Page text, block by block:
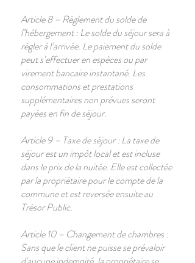
Article 8 – Règlement du solde de
l’hébergement : Le solde du séjour sera à
régler à l’arrivée. Le paiement du solde
peut s’effectuer en espèces ou par
virement bancaire instantané. Les
consommations et prestations
supplémentaires non prévues seront
payées en fin de séjour.
Article 9 – Taxe de séjour : La taxe de
séjour est un impôt local et est incluse
dans le prix de la nuitée. Elle est collectée
par la propriétaire pour le compte de la
commune et est reversée ensuite au
Trésor Public.
Article 10 – Changement de chambres :
Sans que le client ne puisse se prévaloir